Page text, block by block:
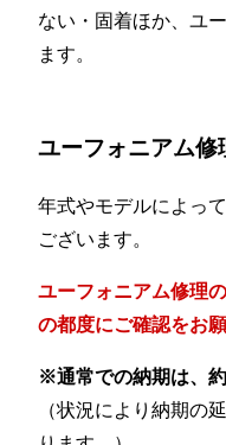
ない・固着ほか、ユ
ます。
ユーフォニアム修
年式やモデルによっ
ございます。
ユーフォニアム修理
の都度にご確認をお
※通常での納期は、
（状況により納期の